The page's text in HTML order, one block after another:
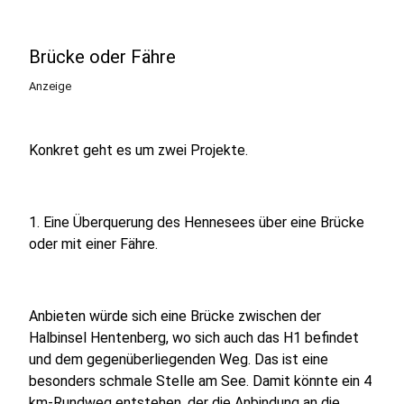
Brücke oder Fähre
Anzeige
Konkret geht es um zwei Projekte.
1. Eine Überquerung des Hennesees über eine Brücke
oder mit einer Fähre.
Anbieten würde sich eine Brücke zwischen der
Halbinsel Hentenberg, wo sich auch das H1 befindet
und dem gegenüberliegenden Weg. Das ist eine
besonders schmale Stelle am See. Damit könnte ein 4